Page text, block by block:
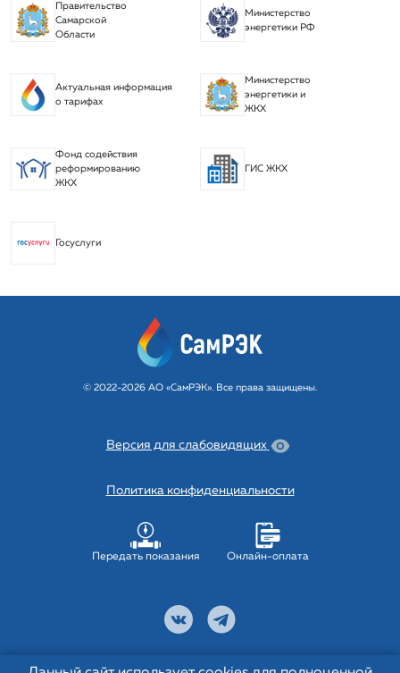
Правительство
Самарской
Области
Министерство
энергетики РФ
Актуальная информация
о тарифах
Министерство
энергетики и
ЖКХ
Фонд содействия
реформированию
ЖКХ
ГИС ЖКХ
Госуслуги
© 2022-2026 АО «СамРЭК». Все права защищены.
Передать показания Онлайн-оплата
Версия для слабовидящих
Политика конфиденциальности